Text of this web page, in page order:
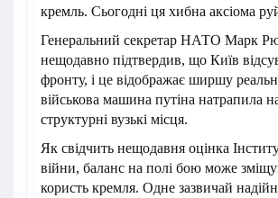
кремль. Сьогодні ця хибна аксіома
Генеральний секретар НАТО Марк
нещодавно підтвердив, що Київ
фронту, і це відображає ширшу
військова машина путіна натрапила
структурні вузькі місця.
Як свідчить нещодавня оцінка
війни, баланс на полі бою може
користь кремля. Одне зазвичай